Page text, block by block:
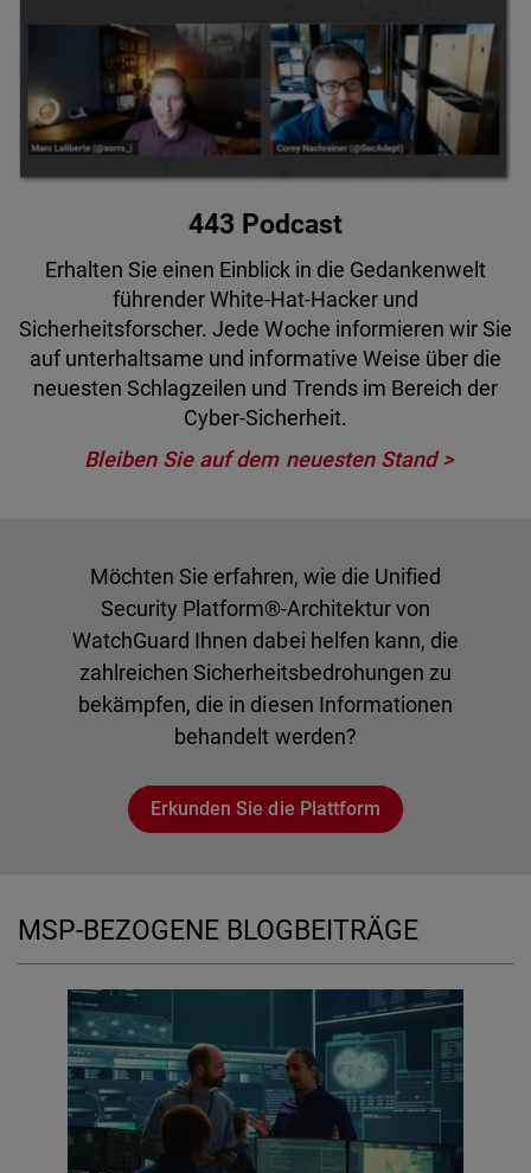
443 Podcast
Erhalten Sie einen Einblick in die Gedankenwelt
führender White-Hat-Hacker und
Sicherheitsforscher. Jede Woche informieren wir Sie
auf unterhaltsame und informative Weise über die
neuesten Schlagzeilen und Trends im Bereich der
Cyber-Sicherheit.
Bleiben Sie auf dem neuesten Stand
Möchten Sie erfahren, wie die Unified
Security Platform®-Architektur von
WatchGuard Ihnen dabei helfen kann, die
zahlreichen Sicherheitsbedrohungen zu
bekämpfen, die in diesen Informationen
behandelt werden?
Erkunden Sie die Plattform
MSP-BEZOGENE BLOGBEITRÄGE